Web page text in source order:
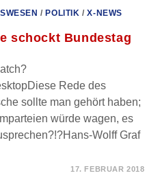
/POLITIK /X-NEWS
schockt Bundestag
Rede des
sollte man gehört haben;
würde wagen, es
Wolff Graf
17. FEBRUAR 2018